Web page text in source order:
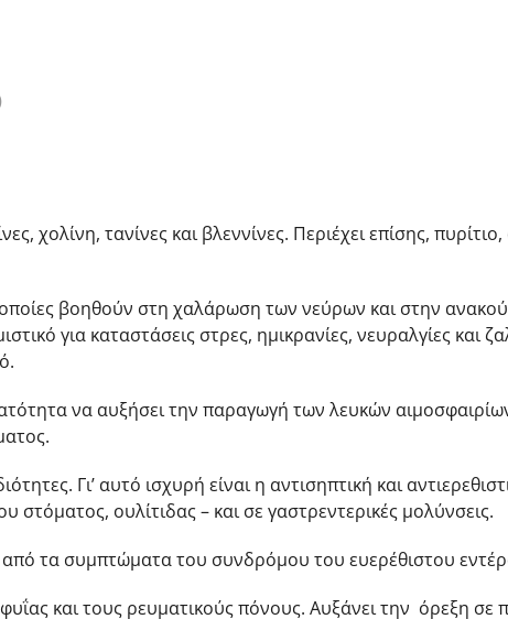
χολίνη, τανίνες και βλεννίνες. Περιέχει επίσης,
οποίες βοηθούν στη χαλάρωση των νεύρων και στην
για καταστάσεις στρες, ημικρανίες, νευραλγίες και
να αυξήσει την παραγωγή των λευκών
Γι’ αυτό ισχυρή είναι η αντισηπτική και
ουλίτιδας – και σε γαστρεντερικές μολύνσεις.
τα συμπτώματα του συνδρόμου του ευερέθιστου
και τους ρευματικούς πόνους. Αυξάνει την όρεξη σε